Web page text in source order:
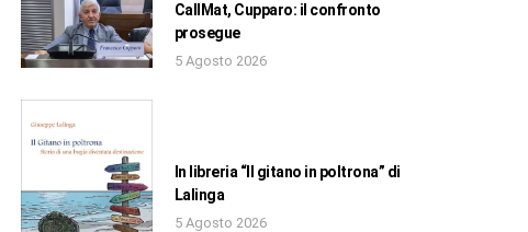
CallMat, Cupparo: il confronto
prosegue
5 Agosto 2026
In libreria “Il gitano in poltrona” di
Lalinga
5 Agosto 2026